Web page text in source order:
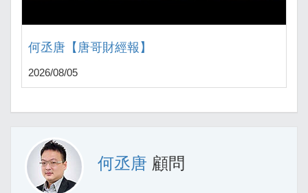
何丞唐【唐哥財經報】
2026/08/05
何丞唐 顧問